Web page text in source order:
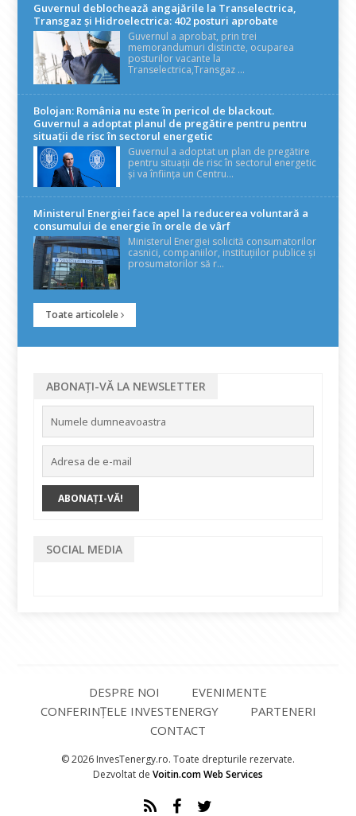
Guvernul deblochează angajările la Transelectrica,
Transgaz și Hidroelectrica: 402 posturi aprobate
Guvernul a aprobat, prin trei
memorandumuri distincte, ocuparea
posturilor vacante la
Transelectrica,Transgaz ...
Bolojan: România nu este în pericol de blackout.
Guvernul a adoptat planul de pregătire pentru pentru
situații de risc în sectorul energetic
Guvernul a adoptat un plan de pregătire
pentru situații de risc în sectorul energetic
și va înființa un Centru...
Ministerul Energiei face apel la reducerea voluntară a
consumului de energie în orele de vârf
Ministerul Energiei solicită consumatorilor
casnici, companiilor, instituțiilor publice și
prosumatorilor să r...
Toate articolele
ABONAȚI-VĂ LA NEWSLETTER
SOCIAL MEDIA
DESPRE NOI
EVENIMENTE
CONFERINȚELE INVESTENERGY
PARTENERI
CONTACT
© 2026 InvesTenergy.ro. Toate drepturile rezervate.
Dezvoltat de Voitin.com Web Services